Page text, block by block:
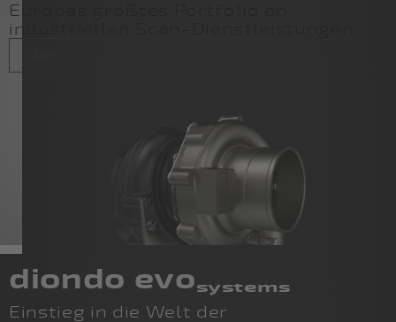
Europas größtes Portfolio an
industriellen Scan-Dienstleistungen
diondo evosystems
Einstieg in die Welt der